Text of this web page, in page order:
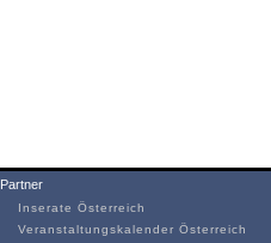
Partner
Inserate Österreich
Veranstaltungskalender Österreich